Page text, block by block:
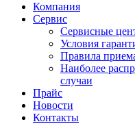
Компания
Сервис
Сервисные
Условия
Правила
Наиболее
случаи
Прайс
Новости
Контакты